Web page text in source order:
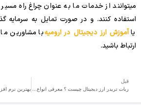
میتوانند از خدمات ما به عنوان چراغ راه
استفاده کنند. و در صورت تمایل به سرمایه
یاآموزش ارز دیجیتال در ارومیهبا مشاورین
ارتباط باشید.
قبل